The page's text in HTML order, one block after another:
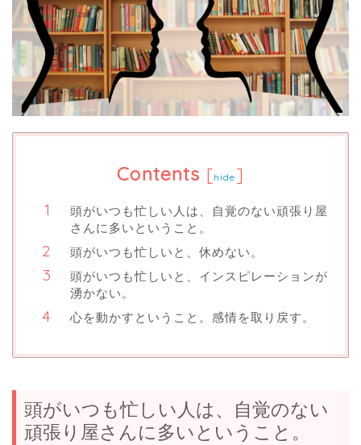
Contents [hide ]
頭がいつも忙しい人は、自覚のない頑張り屋
さんに多いということ。
頭がいつも忙しいと、休めない。
頭がいつも忙しいと、インスピレーションが
湧かない。
心を動かすということ。感情を取り戻す。
頭がいつも忙しい人は、自覚のない
頑張り屋さんに多いということ。